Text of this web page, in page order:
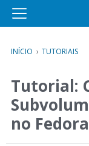
M
n
u
INÍCIO › TUTORIAIS
Tutorial:
no